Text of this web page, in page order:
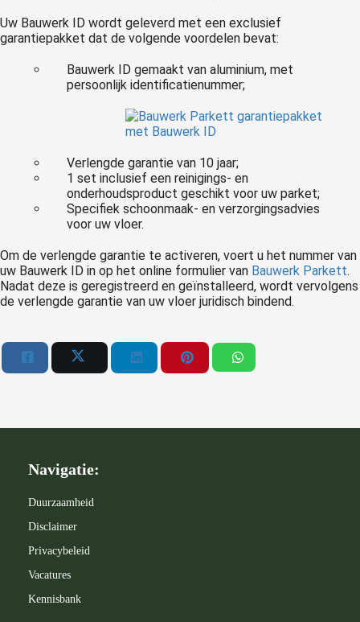
Uw Bauwerk ID wordt geleverd met een exclusief
garantiepakket dat de volgende voordelen bevat:
Bauwerk ID gemaakt van aluminium, met
persoonlijk identificatienummer;
Verlengde garantie van 10 jaar;
1 set inclusief een reinigings- en
onderhoudsproduct geschikt voor uw parket;
Specifiek schoonmaak- en verzorgingsadvies
voor uw vloer.
Om de verlengde garantie te activeren, voert u het nummer van
uw Bauwerk ID in op het online formulier van Bauwerk Parkett.
Nadat deze is geregistreerd en geïnstalleerd, wordt vervolgens
de verlengde garantie van uw vloer juridisch bindend.
Navigatie:
Duurzaamheid
Disclaimer
Privacybeleid
Vacatures
Kennisbank
van